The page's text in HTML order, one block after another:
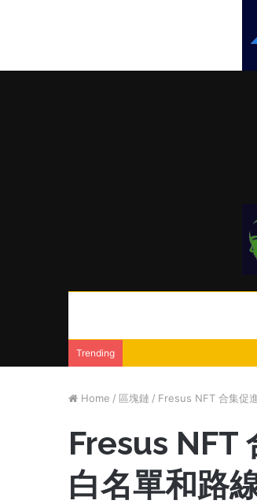
Trending
Home / 區塊鏈 / Fresus NFT 合集促
Fresus
白名單和路